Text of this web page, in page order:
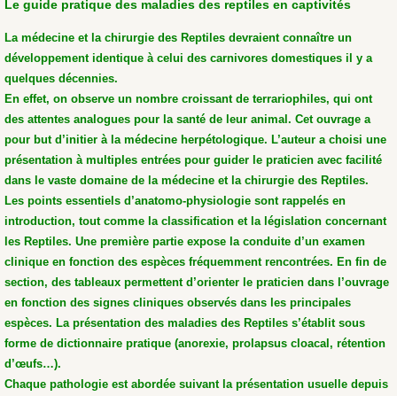
Le guide pratique des maladies des reptiles en captivités
La médecine et la chirurgie des Reptiles devraient connaître un
développement identique à celui des carnivores domestiques il y a
quelques décennies.
En effet, on observe un nombre croissant de terrariophiles, qui ont
des attentes analogues pour la santé de leur animal. Cet ouvrage a
pour but d’initier à la médecine herpétologique. L’auteur a choisi une
présentation à multiples entrées pour guider le praticien avec facilité
dans le vaste domaine de la médecine et la chirurgie des Reptiles.
Les points essentiels d’anatomo-physiologie sont rappelés en
introduction, tout comme la classification et la législation concernant
les Reptiles. Une première partie expose la conduite d’un examen
clinique en fonction des espèces fréquemment rencontrées. En fin de
section, des tableaux permettent d’orienter le praticien dans l’ouvrage
en fonction des signes cliniques observés dans les principales
espèces. La présentation des maladies des Reptiles s’établit sous
forme de dictionnaire pratique (anorexie, prolapsus cloacal, rétention
d’œufs…).
Chaque pathologie est abordée suivant la présentation usuelle depuis